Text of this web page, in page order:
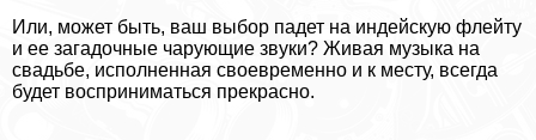
Или, может быть, ваш выбор падет на индейскую флейту
и ее загадочные чарующие звуки? Живая музыка на
свадьбе, исполненная своевременно и к месту, всегда
будет восприниматься прекрасно.